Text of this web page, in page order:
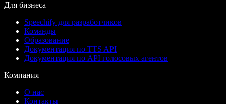
Для бизнеса
Speechify для разработчиков
Команды
Образование
Документация по TTS API
Документация по API голосовых агентов
Компания
О нас
Контакты